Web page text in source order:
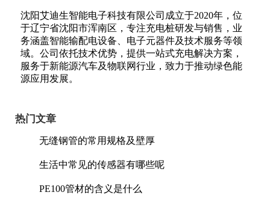
沈阳艾迪生智能电子科技有限公司成立于2020年，位
于辽宁省沈阳市浑南区，专注充电桩研发与销售，业
务涵盖智能输配电设备、电子元器件及技术服务等领
域。公司依托技术优势，提供一站式充电解决方案，
服务于新能源汽车及物联网行业，致力于推动绿色能
源应用发展。
热门文章
无缝钢管的常用规格及壁厚
生活中常见的传感器有哪些呢
PE100管材的含义是什么